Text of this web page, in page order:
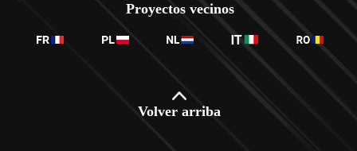
Proyectos vecinos
Volver arriba